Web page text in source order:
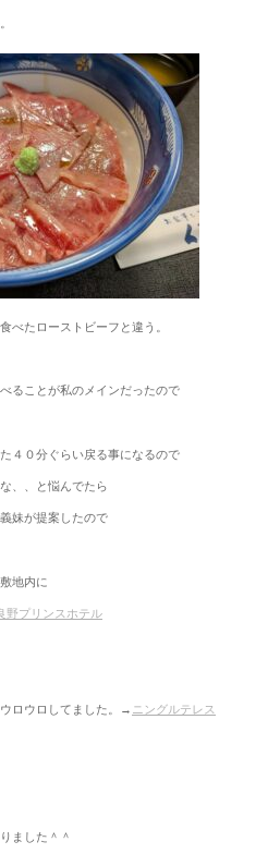
べたローストビーフと違う。
ることが私のメインだったので
４０分ぐらい戻る事になるので
、、と悩んでたら
妹が提案したので
地内に
野プリンスホテル
ロウロしてました。→ ニングルテレス
ました＾＾